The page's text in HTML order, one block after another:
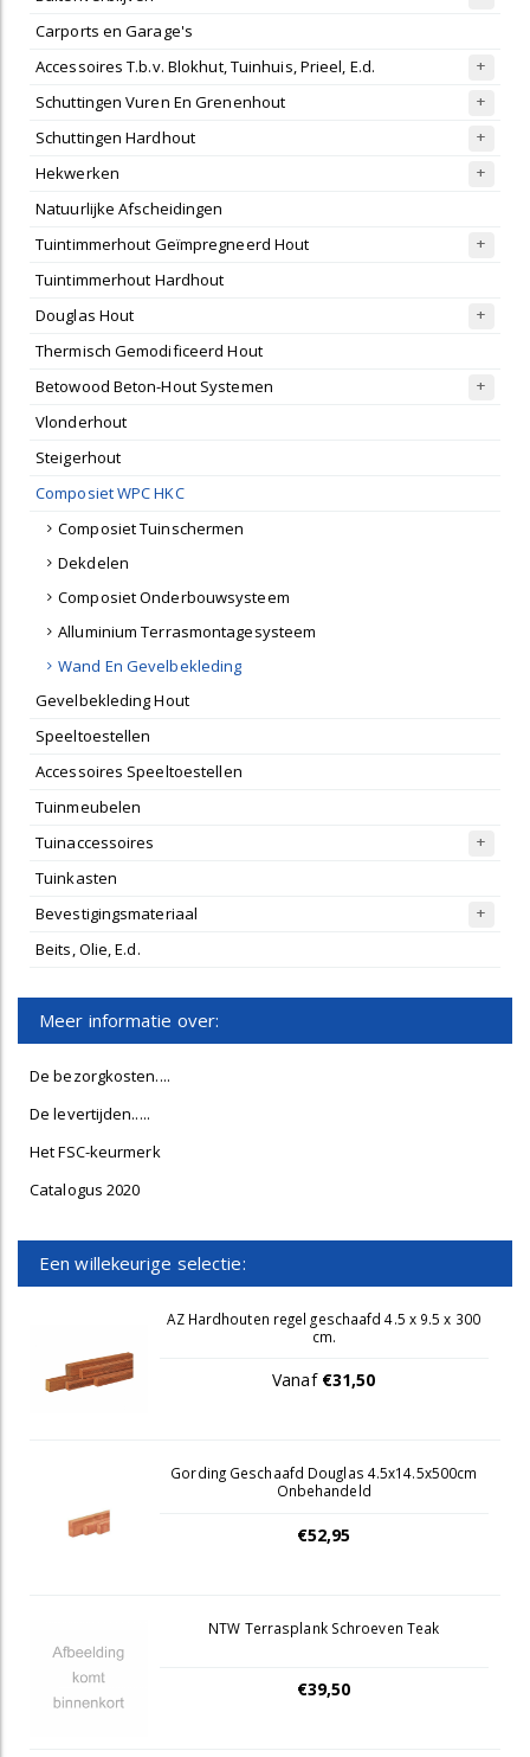
Carports en Garage's
Accessoires T.b.v. Blokhut, Tuinhuis, Prieel, E.d.
Schuttingen Vuren En Grenenhout
Schuttingen Hardhout
Hekwerken
Natuurlijke Afscheidingen
Tuintimmerhout Geïmpregneerd Hout
Tuintimmerhout Hardhout
Douglas Hout
Thermisch Gemodificeerd Hout
Betowood Beton-Hout Systemen
Vlonderhout
Steigerhout
Composiet WPC HKC
Composiet Tuinschermen
Dekdelen
Composiet Onderbouwsysteem
Alluminium Terrasmontagesysteem
Wand En Gevelbekleding
Gevelbekleding Hout
Speeltoestellen
Accessoires Speeltoestellen
Tuinmeubelen
Tuinaccessoires
Tuinkasten
Bevestigingsmateriaal
Beits, Olie, E.d.
Meer informatie over:
De bezorgkosten....
De levertijden.....
Het FSC-keurmerk
Catalogus 2020
Een willekeurige selectie:
AZ Hardhouten regel geschaafd 4.5 x 9.5 x 300
cm.
Vanaf €31,50
Gording Geschaafd Douglas 4.5x14.5x500cm
Onbehandeld
€52,95
NTW Terrasplank Schroeven Teak
€39,50